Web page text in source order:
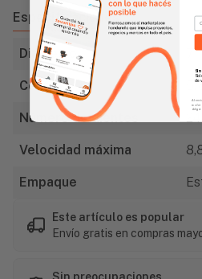
Especificaciones
Diámetro 7
Centro
Número de dientes 24
Velocidad máxima
Empaque
Este artículo es popular
Envío gratis en compras
Sin
de
Al
recibir